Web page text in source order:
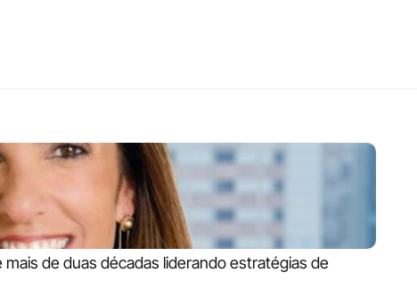
de duas décadas liderando estratégias de